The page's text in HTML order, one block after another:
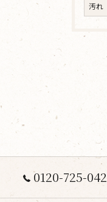
汚れ
0120-725-042